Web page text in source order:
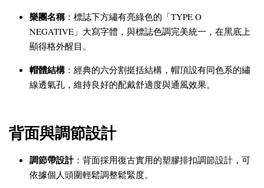
樂團名稱：標誌下方繡有亮綠色的「TYPE O
NEGATIVE」大寫字體，與標誌色調完美統一，在黑底上
顯得格外醒目。
帽體結構：經典的六分割挺括結構，帽頂設有同色系的繡
線透氣孔，維持良好的配戴舒適度與通風效果。
背面與調節設計
調節帶設計：背面採用復古實用的塑膠排扣調節設計，可
依據個人頭圍輕鬆調整鬆緊度。